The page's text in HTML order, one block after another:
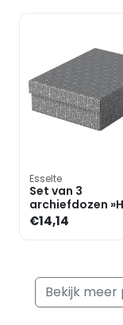
Esselte
Set van 3
archiefdozen
M« plat
€14,14
Bekijk